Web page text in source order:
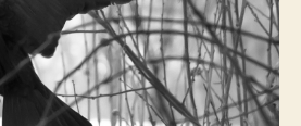
zu
Trauern
verändert